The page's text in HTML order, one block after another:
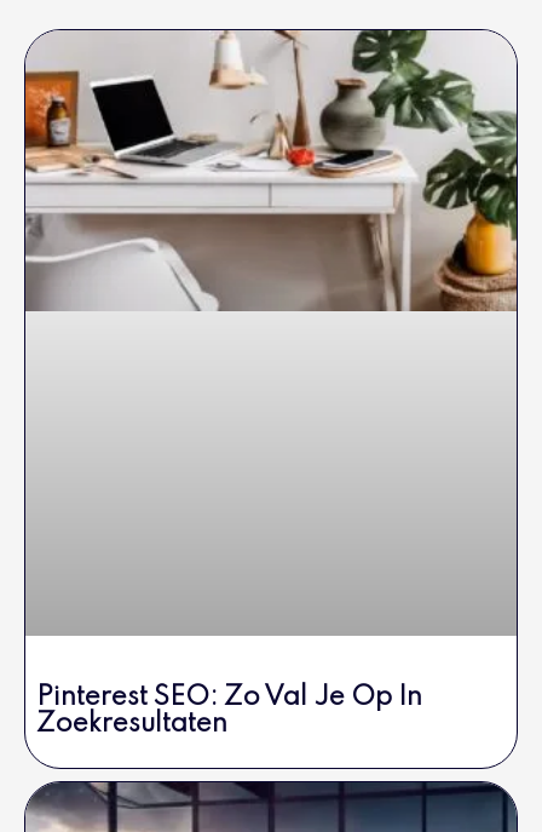
Pinterest SEO: Zo Val Je Op In
Zoekresultaten